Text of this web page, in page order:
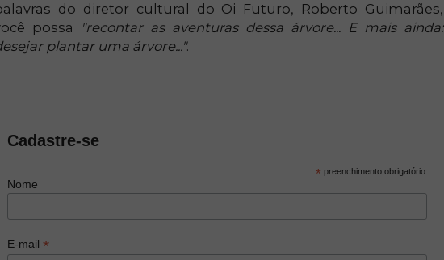
do diretor cultural do Oi Futuro, Roberto Guimarães,
possa
"recontar as aventuras dessa árvore... E mais ainda:
plantar uma árvore...".
Cadastre-se
* preenchimento obrigatório
Nome
E-mail *